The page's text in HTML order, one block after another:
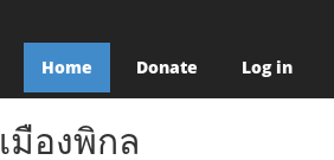
Home Donate Log in
เมืองพิกล